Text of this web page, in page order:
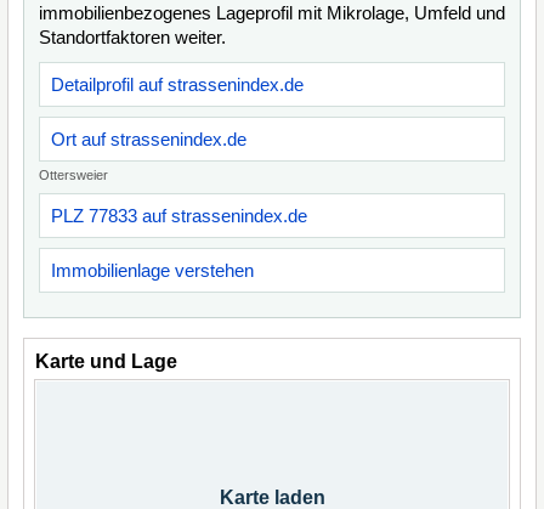
immobilienbezogenes Lageprofil mit Mikrolage, Umfeld und
Standortfaktoren weiter.
Detailprofil auf strassenindex.de
Ort auf strassenindex.de
Ottersweier
PLZ 77833 auf strassenindex.de
Immobilienlage verstehen
Karte und Lage
Karte laden